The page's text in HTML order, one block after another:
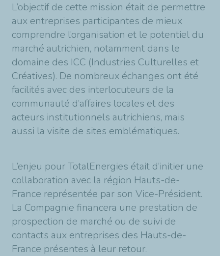
L’objectif de cette mission était de permettre
aux entreprises participantes de mieux
comprendre l’organisation et le potentiel du
marché autrichien, notamment dans le
domaine des ICC (Industries Culturelles et
Créatives). De nombreux échanges ont été
facilités avec des interlocuteurs de la
communauté d’affaires locales et des
acteurs institutionnels autrichiens, mais
aussi la visite de sites emblématiques.
L’enjeu pour TotalEnergies était d’initier une
collaboration avec la région Hauts-de-
France représentée par son Vice-Président.
La Compagnie financera une prestation de
prospection de marché ou de suivi de
contacts aux entreprises des Hauts-de-
France présentes à leur retour.